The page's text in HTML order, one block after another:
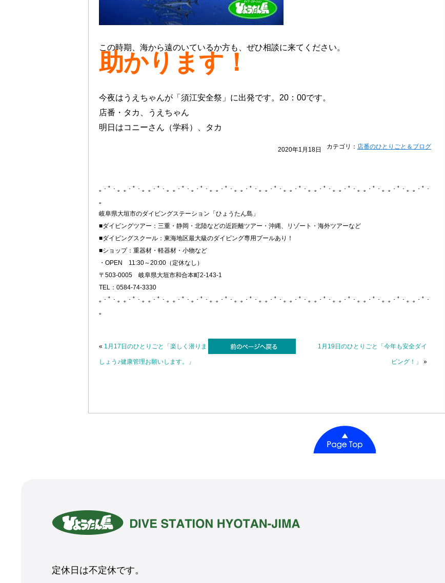
この時期、海から遠のいているか方も、ぜひ相談に来てください。
助かります！
今夜はうえちゃんが「須江安全祭」に出発です。20：00です。
店番・タカ、うえちゃん
明日はコニーさん（学科）、タカ
カテゴリ： 店番のひとりごと＆ブログ
2020年1月18日
｡・ﾟ・。｡・ﾟ・。｡・ﾟ・。｡・ﾟ・｡・ﾟ・。｡・ﾟ・。｡・ﾟ・。｡・ﾟ・。｡・ﾟ・。｡・ﾟ・。｡・ﾟ・。｡・ﾟ・。｡・ﾟ・。｡・ﾟ・
。
岐阜県大垣市のダイビングステーション「ひょうたん島」
■ダイビングツアー：三重・静岡・北陸などの近距離ツアー・沖縄、リゾート・海外ツアーなど
■ダイビングスクール：東海地区最大級のダイビング専用プールあり！
■ショップ：重器材・軽器材・小物など
・OPEN 11:30～20:00（定休なし）
〒503-0005 岐阜県大垣市和合本町2-143-1
TEL：0584-74-3330
｡・ﾟ・。｡・ﾟ・。｡・ﾟ・。｡・ﾟ・｡・ﾟ・。｡・ﾟ・。｡・ﾟ・。｡・ﾟ・。｡・ﾟ・。｡・ﾟ・。｡・ﾟ・。｡・ﾟ・。｡・ﾟ・。｡・ﾟ・
。
« 1月17日のひとりごと「楽しく潜りま
しょう♪健康管理お願いします。」
1月19日のひとりごと「今年も安全ダイ
ビング！」 »
定休日は不定休です。